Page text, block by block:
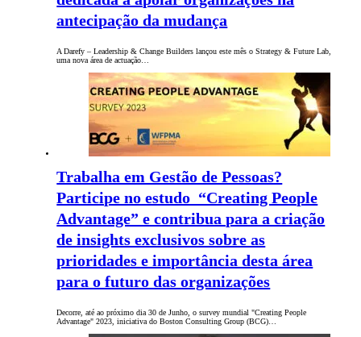
antecipação da mudança
A Darefy – Leadership & Change Builders lançou este mês o Strategy & Future Lab,
uma nova área de actuação…
Trabalha em Gestão de Pessoas?
Participe no estudo “Creating People
Advantage” e contribua para a criação
de insights exclusivos sobre as
prioridades e importância desta área
para o futuro das organizações
Decorre, até ao próximo dia 30 de Junho, o survey mundial "Creating People
Advantage" 2023, iniciativa do Boston Consulting Group (BCG)…